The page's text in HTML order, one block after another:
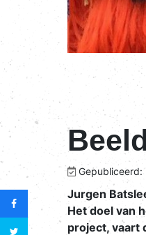
Gepubliceerd:
Jurgen
Het doel van
project, vaart